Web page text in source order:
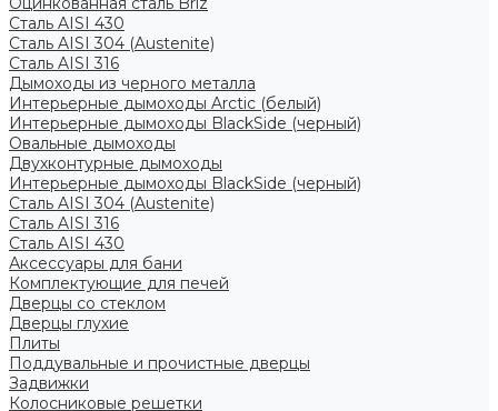
Сталь AISI 430
Сталь AISI 304 (Austenite)
Сталь AISI 316
Дымоходы из черного металла
Интерьерные дымоходы Arctic (белый)
Интерьерные дымоходы BlackSide (черный)
Овальные дымоходы
Двухконтурные дымоходы
Интерьерные дымоходы BlackSide (черный)
Сталь AISI 304 (Austenite)
Сталь AISI 316
Сталь AISI 430
Аксессуары для бани
Комплектующие для печей
Дверцы со стеклом
Дверцы глухие
Плиты
Поддувальные и прочистные дверцы
Задвижки
Колосниковые решетки